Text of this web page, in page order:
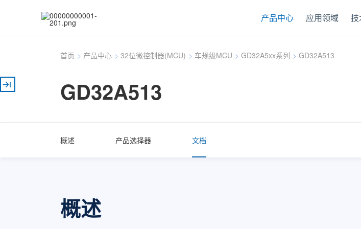
产品中心 应用领域 技
首页 > 产品中心 > 32位微控制器(MCU) > 车规级MCU > GD32A5xx系列 > GD32A513
GD32A513
概述 产品选择器 文档
概述